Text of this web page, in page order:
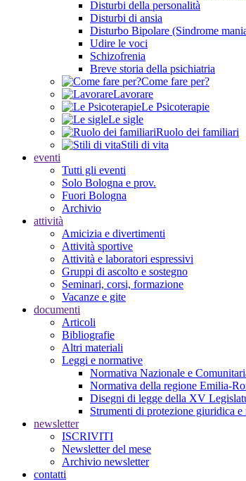
Disturbi della personalità
Disturbi di ansia
Disturbo Bipolare (Sindrome
Udire le voci
Schizofrenia
Breve storia della psichiatria
Come fare per?
Lavorare
Le Psicoterapie
Le sigle
Ruolo dei familiari
Stili di vita
eventi
Tutti gli eventi
Solo Bologna e prov.
Fuori Bologna
Archivio
attività
Amicizia e divertimenti
Attività sportive
Attività e laboratori espressivi
Gruppi di ascolto e sostegno
Seminari, corsi, formazione
Vacanze e gite
documenti
Articoli
Bibliografie
Altri materiali
Leggi e normative
Normativa Nazionale e
Normativa della regione Emilia-
Disegni di legge della XV
Strumenti di protezione giuridica
newsletter
ISCRIVITI
Newsletter del mese
Archivio newsletter
contatti